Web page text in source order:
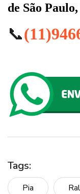
de São
📞
Tags:
Pia